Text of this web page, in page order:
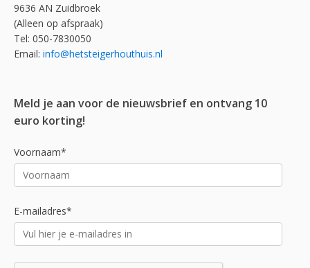
9636 AN Zuidbroek
(Alleen op afspraak)
Tel: 050-7830050
Email: info@hetsteigerhouthuis.nl
Meld je aan voor de nieuwsbrief en ontvang 10
euro korting!
Voornaam*
E-mailadres*